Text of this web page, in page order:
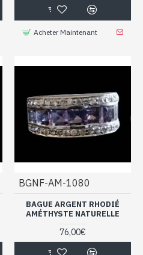
rhodié s'invitent
de bijoux indiens
Acheter Maintenant
BGNF-AM-1080
BAGUE ARGENT RHODIÉ
AMÉTHYSTE NATURELLE
76,00€